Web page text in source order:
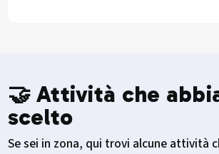
🤝 Attività che
scelto
Se sei in zona, qui trovi alcune attività